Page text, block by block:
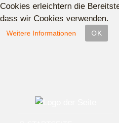
Cookies erleichtern die
dass wir Cookies verwenden.
Weitere Informationen OK